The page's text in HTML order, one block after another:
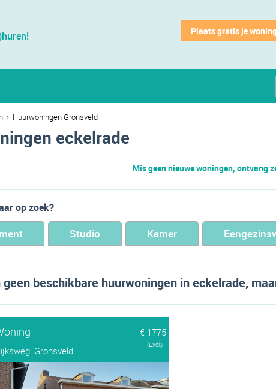
Plaats gratis je
› Huurwoningen Gronsveld
eckelrade
Mis geen nieuwe woningen, ontvang
op zoek?
Studio Kamer
geen beschikbare huurwoningen in eckelrade,
€ 1775
Gronsveld
(Excl.)